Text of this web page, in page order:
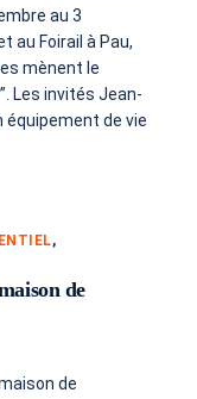
au 3
au Foirail à Pau,
mènent le
Les invités Jean-
équipement de vie
,
de
de